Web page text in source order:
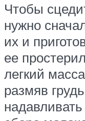
Чтобы
нужно
их и
ее
легкий
размяв